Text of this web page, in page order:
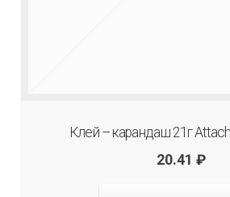
Клей – карандаш 21г
20.41 ₽